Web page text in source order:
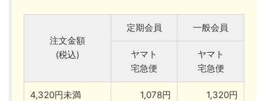
注文金額
(税込)
定期会員 一般会員
ヤマト
宅急便
ヤマト
宅急便
4,320円未満 1,078円 1,320円